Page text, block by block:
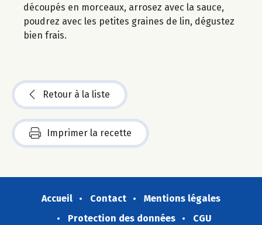
découpés en morceaux, arrosez avec la sauce,
poudrez avec les petites graines de lin, dégustez
bien frais.
Retour à la liste
Imprimer la recette
Accueil Contact
Mentions légales
Protection des données
CGU